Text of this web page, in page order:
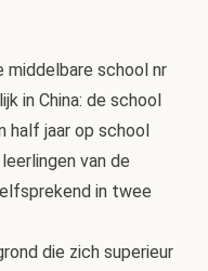
middelbare school nr
in China: de school
half jaar op school
van de
in twee
die zich superieur